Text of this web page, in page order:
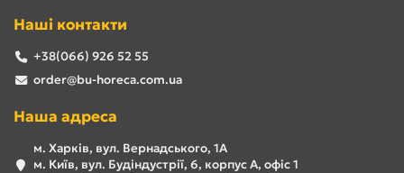
Наші контакти
+38(066) 926 52 55
order@bu-horeca.com.ua
Наша адреса
м. Харків, вул. Вернадського, 1А
м. Київ, вул. Будіндустрії, 6, корпус А, офіс 1